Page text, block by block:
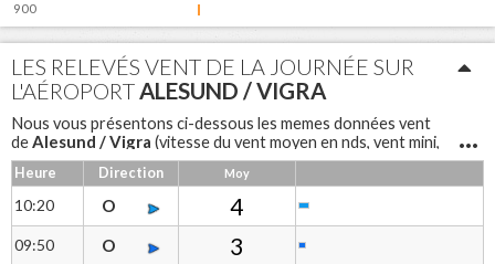
06:00 12:00 18:00
900
LES RELEVÉS VENT DE LA JOURNÉE SUR
L'AÉROPORTALESUND / VIGRA
Nous vous présentons ci-dessous les memes données vent
deAlesund / Vigra (vitesse du vent moyen en nds, vent mini,
vent maxi, rafales et direction du vent) sous forme de tableau
pour une lecture différente
Notre anémomètre à coupellesAlesund / Vigra
vitesse du vent et une girouette permet d'avoir la direction.
Heure Direction Moy
10:20 O 4
09:50 O 3